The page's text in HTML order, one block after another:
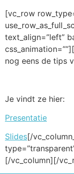
[vc_row
text_align=”left”
nog eens de tips
Je vindt ze hier:
Presentatie
Slides[/
[/vc_column][/